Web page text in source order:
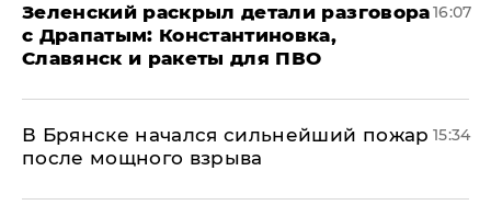
​Зеленский раскрыл детали разговора
с Драпатым: Константиновка,
Славянск и ракеты для ПВО
16:07
В Брянске начался сильнейший пожар
после мощного взрыва
15:34